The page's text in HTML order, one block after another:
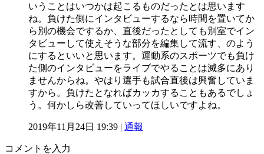
いうことはいつかは起こるものだったとは思います
ね。負けた側にインタビューするなら時間を置いてか
ら別の機会でするか、直後だったとしても別室でイン
タビューして使えそうな部分を編集して流す、のよう
にするといいと思います。運動系のスポーツでも負け
た側のインタビューをライブでやることは滅多にあり
ませんからね。やはり選手も試合直後は興奮していま
すから。負けたとなればカッカすることもあるでしょ
う。何かしら改善していってほしいですよね。
2019年11月24日 19:39 | 通報
コメントを入力